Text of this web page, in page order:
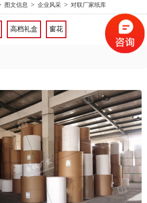
图文信息 > 企业风采 > 对联厂家纸库
高档礼盒 窗花